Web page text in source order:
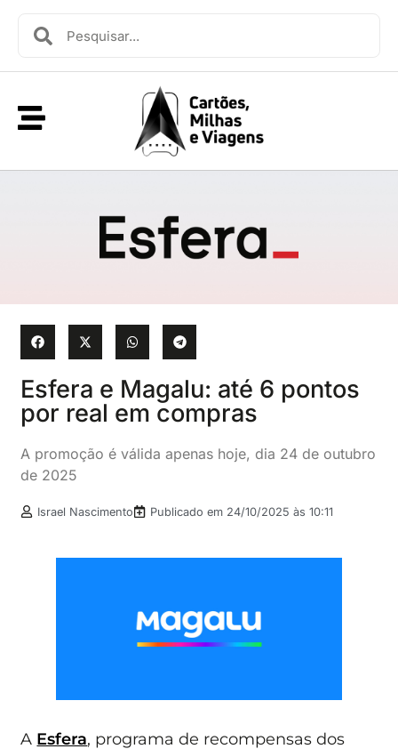
Esfera e Magalu: até 6 pontos
por real em compras
A promoção é válida apenas hoje, dia 24 de outubro
de 2025
Israel Nascimento Publicado em 24/10/2025 às 10:11
A Esfera, programa de recompensas dos